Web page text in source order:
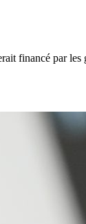
financé par